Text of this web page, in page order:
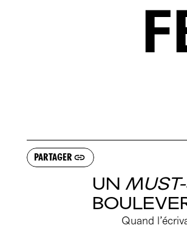
LE BAR
PARTAGER
UN
Quand